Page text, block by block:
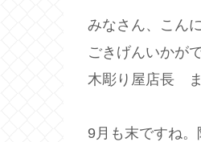
みなさん、こん
ごきげんいかが
木彫り屋店長 ま
9月も末ですね。